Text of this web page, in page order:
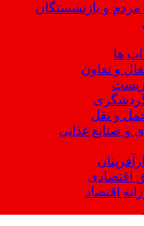
و بازنشستگان
ها
و تعاون
زیست
گردشگری
و نقل
و صنایع غذایی
اقتصادی
اقتصاد